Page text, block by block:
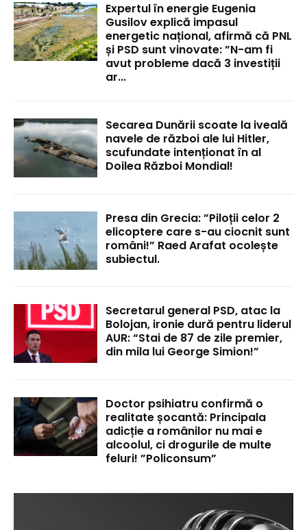
Expertul în energie Eugenia
Gusilov explică impasul
energetic național, afirmă că PNL
și PSD sunt vinovate: ”N-am fi
avut probleme dacă 3 investiții
ar...
Secarea Dunării scoate la iveală
navele de război ale lui Hitler,
scufundate intenționat în al
Doilea Război Mondial!
Presa din Grecia: ”Piloții celor 2
elicoptere care s-au ciocnit sunt
români!” Raed Arafat ocolește
subiectul.
Secretarul general PSD, atac la
Bolojan, ironie dură pentru liderul
AUR: “Stai de 87 de zile premier,
din mila lui George Simion!”
Doctor psihiatru confirmă o
realitate șocantă: Principala
adicție a românilor nu mai e
alcoolul, ci drogurile de multe
feluri! ”Policonsum”